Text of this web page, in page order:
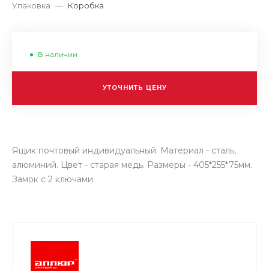
Упаковка — Коробка
В наличии
УТОЧНИТЬ ЦЕНУ
Ящик почтовый индивидуальный. Материал - сталь,
алюминий. Цвет - старая медь. Размеры - 405*255*75мм.
Замок с 2 ключами.